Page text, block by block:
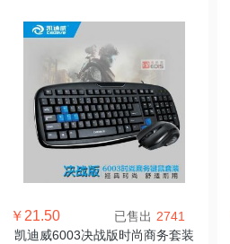
￥21.50 已售出 2741
凯迪威6003决战版时尚商务套装